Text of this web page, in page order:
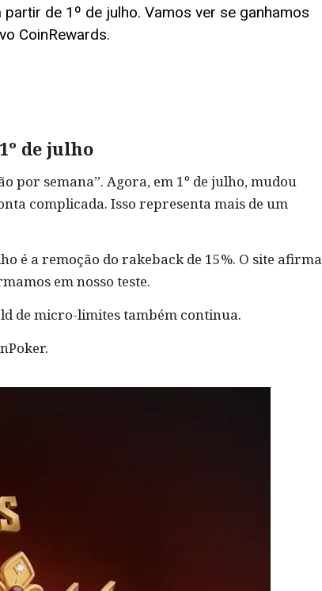
partir de 1º de julho. Vamos ver se ganhamos
CoinRewards.
de julho
por semana”. Agora, em 1º de julho, mudou
complicada. Isso representa mais de um
é a remoção do rakeback de 15%. O site afirma
em nosso teste.
de micro-limites também continua.